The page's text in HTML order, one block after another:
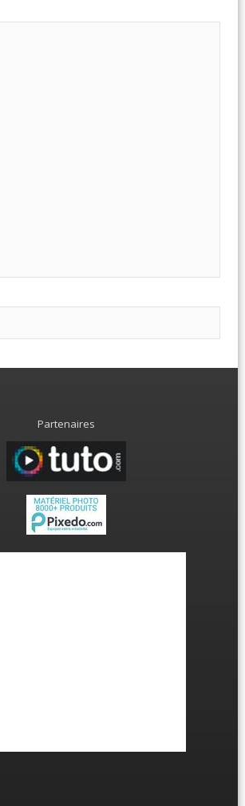
Partenaires